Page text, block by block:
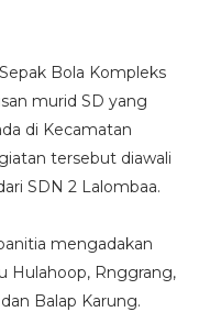
Bola Kompleks
murid SD yang
di Kecamatan
tersebut diawali
SDN 2 Lalombaa.
mengadakan
Hulahoop, Rnggrang,
Balap Karung.